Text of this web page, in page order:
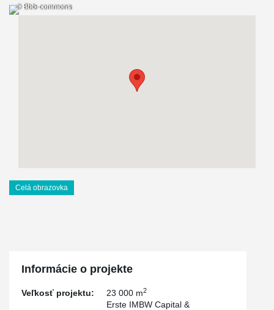
© Bbb-commons
Celá obrazovka
Informácie o projekte
Veľkosť projektu: 23 000 m2
Erste IMBW Capital &